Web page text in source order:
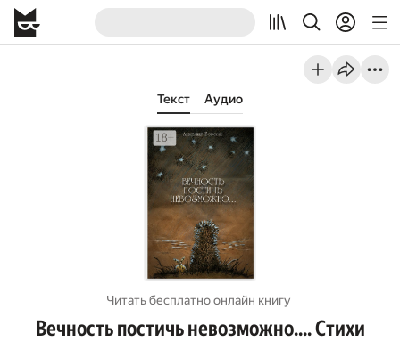
Текст Аудио
Читать бесплатно онлайн книгу
Вечность постичь невозможно.... Cтихи